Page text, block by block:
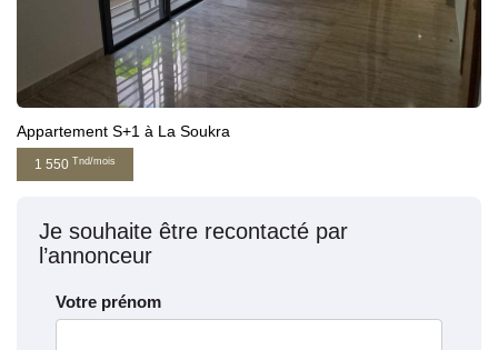
Appartement S+1 à La Soukra
1 550 Tnd/mois
Je souhaite être recontacté par
l’annonceur
Votre prénom